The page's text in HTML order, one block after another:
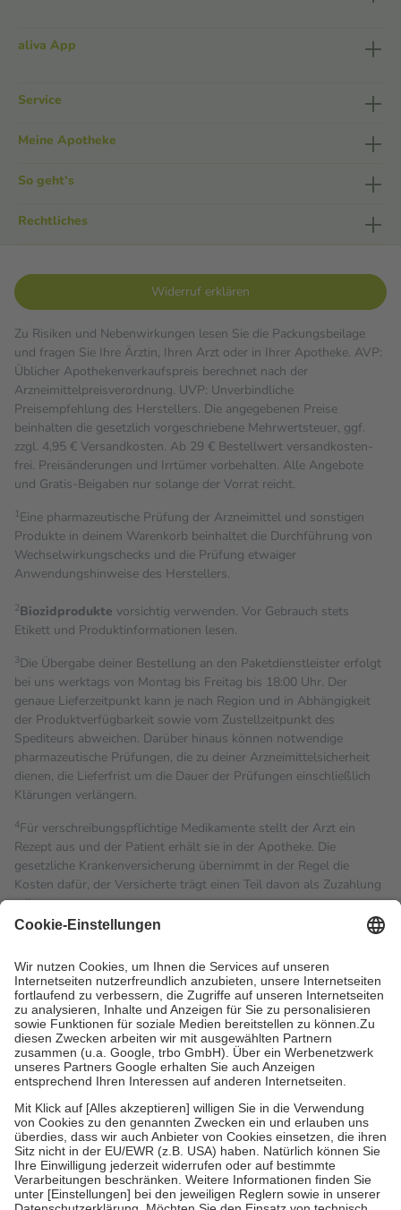
aliva App
Service
Meine Apotheke
So geht's
Rechtliches
Widerruf erklären
Zu Risiken und Nebenwirkungen lesen Sie die Packungsbeilage
und fragen Sie Ihre Ärztin, Ihren Arzt oder in Ihrer Apotheke. AVP:
Üblicher Apothekenverkaufspreis berechnet nach der
Arzneimittelpreisverordnung. UVP: Unverbindliche
Preisempfehlung des Herstellers. Die angegebenen Preise
beinhalten die gesetzlich vorgeschriebene Mehrwertsteuer, ggf.
zzgl. 4,95 € Versandkosten. Ab 29 € Bestell­wert versand­kosten­
frei. Preisänderungen und Irrtümer vorbehalten. Alle Angebote
und Gratis-Beigaben nur solange der Vorrat reicht.
1Eine pharmazeutische Prüfung der Arzneimittel und sonstigen
Produkte in deinem Warenkorb beinhaltet die Durchführung von
Wechselwirkungschecks und die Prüfung etwaiger
Anwendungshinweise des Herstellers.
2Biozidprodukte vorsichtig verwenden. Vor Gebrauch stets
Etikett und Produktinformationen lesen.
3Die Übergabe deiner Bestellung an den Paketdienstleister erfolgt
bei uns werktags von Montag bis Freitag bis 18:00 Uhr. Der
genaue Lieferzeitpunkt kann je nach Region und in Abhängigkeit
der Produktverfügbarkeit sowie vom Zustellzeitpunkt des
Spediteurs abweichen. Darüber hinaus können notwendige
pharmazeutische Prüfungen, die zu deiner Arzneimittelsicherheit
dienen, die Lieferfrist um die Dauer der Prüfungen einschließlich
Klärungen verlängern.
4Für verschreibungspflichtige Medikamente stellt der Arzt ein
Rezept aus und der Patient erhält sie in der Apotheke. Die
gesetzliche Krankenversicherung übernimmt in der Regel die
Kosten dafür, der Versicherte trägt einen Teil davon als Zuzahlung
mit.
Grundsätzlich leisten Mitglieder Zuzahlungen in Höhe von zehn
höchstens zehn Euro.
Es sind jedoch nie mehr als die
tatsächlichen Kosten der Leistung zu entrichten.
Diese Regeln gelten grundsätzlich auch für Online-Apotheken.
Bei Heilmitteln und häuslicher Krankenpflege beträgt die
Zuzahlung zehn Prozent der Kosten sowie zehn Euro je
Verordnung.
Um das Engagement der Versicherten für ihre eigene Gesundheit
zu stärken und die besondere Stellung der Familie zu unterstützen,
fallenkeine Zuzahlungenan bei:
• Kindern und Jugendlichen bis zum vollendeten 18. Lebensjahr
mit Ausnahme der Fahrkosten
• Untersuchungen zur Vorsorge und Früherkennung, die von der
GKV getragen werden
• empfohlenen Schutzimpfungen